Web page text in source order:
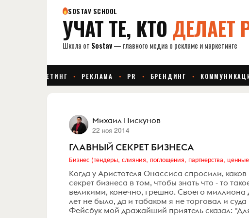
Михаил Пискунов
22 ноя 2014
ГЛАВНЫЙ СЕКРЕТ БИЗНЕСА
Бизнес (тендеры, слияния, поглощения, партнерства,
Когда у Аристотеля Онассиса спросили,
секрет бизнеса в том, чтобы знать что - то
великими, конечно, грешно. Своего миллиона
лет не было, да и табаком я не торговал и
Фейсбук мой дражайший приятель сказал: